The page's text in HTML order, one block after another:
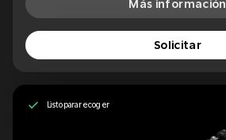
Más información
Solicitar
Listo para recoger